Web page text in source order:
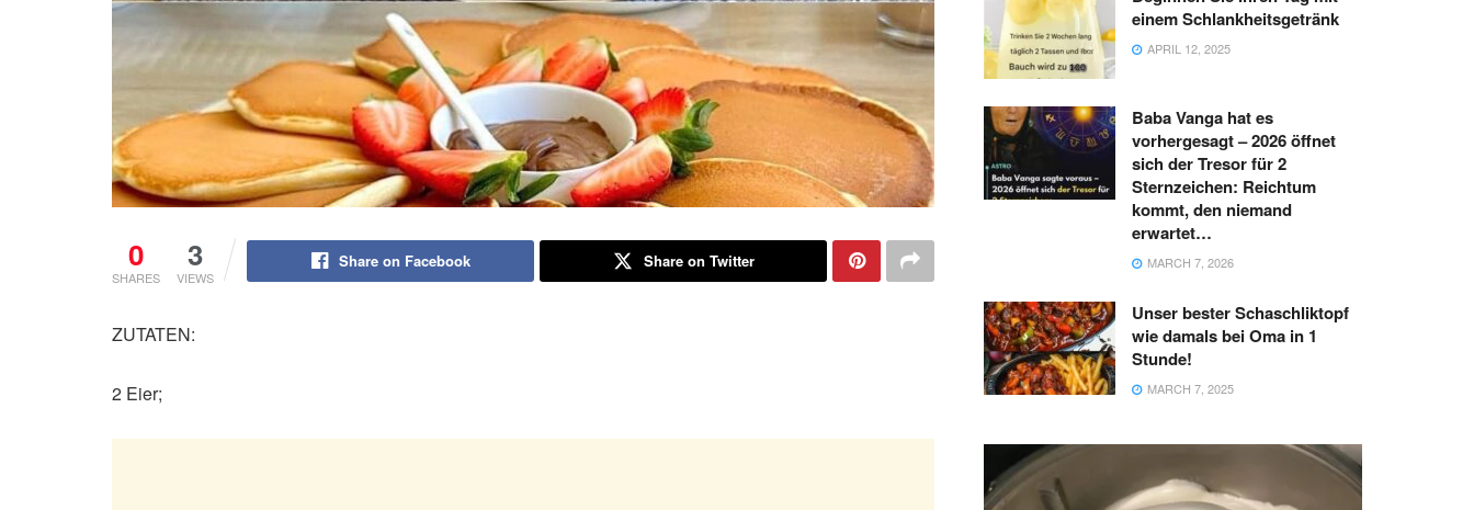
0
SHARES
3
VIEWS
Share on Facebook Share on Twitter
ZUTATEN:
2 Eier;
einem Schlankheitsgetränk
APRIL 12, 2025
Baba Vanga hat es
vorhergesagt – 2026 öffnet
sich der Tresor für 2
Sternzeichen: Reichtum
kommt, den niemand
erwartet…
MARCH 7, 2026
Unser bester Schaschliktopf
wie damals bei Oma in 1
Stunde!
MARCH 7, 2025